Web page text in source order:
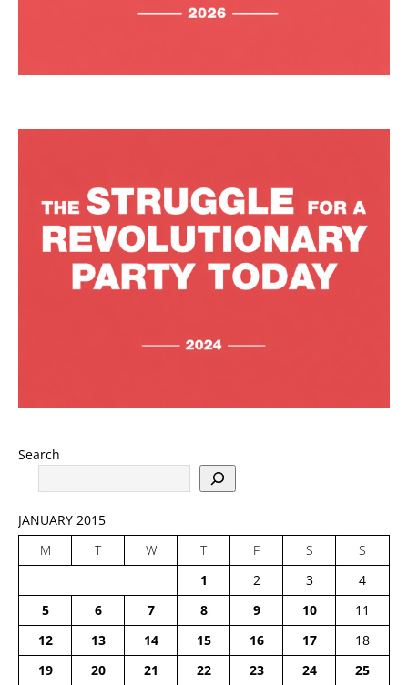
Search
JANUARY 2015
M
T W T F S
S
1
2 3
4
5
6 7 8 9 10
11
12
13 14 15 16 17
18
19
20 21 22 23 24 25